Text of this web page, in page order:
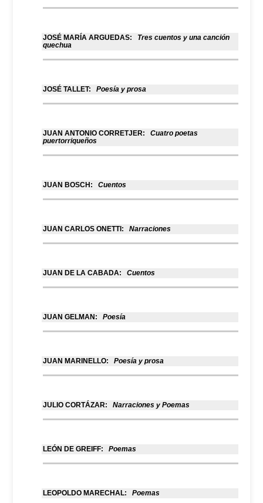
JOSÉ MARÍA ARGUEDAS:
Tres cuentos y una canción
quechua
JOSÉ TALLET: Poesía y prosa
JUAN ANTONIO CORRETJER: Cuatro poetas
puertorriqueños
JUAN BOSCH: Cuentos
JUAN CARLOS ONETTI: Narraciones
JUAN DE LA CABADA: Cuentos
JUAN GELMAN: Poesía
JUAN MARINELLO: Poesía y prosa
JULIO CORTÁZAR: Narraciones y Poemas
LEÓN DE GREIFF: Poemas
LEOPOLDO MARECHAL: Poemas